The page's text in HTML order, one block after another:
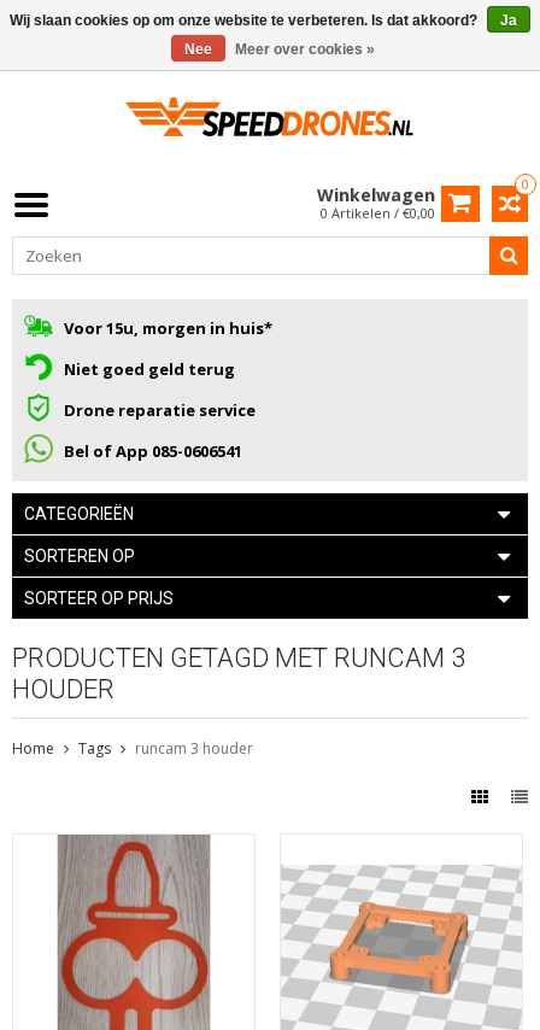
0
Winkelwagen
0 Artikelen / €0,00
Voor 15u, morgen in huis*
Niet goed geld terug
Drone reparatie service
Bel of App 085-0606541
CATEGORIEËN
SORTEREN OP
SORTEER OP PRIJS
PRODUCTEN GETAGD MET RUNCAM 3
HOUDER
Home Tags runcam 3 houder
Wij slaan cookies op om onze website te verbeteren. Is dat akkoord?
Ja
Nee
Meer over cookies »